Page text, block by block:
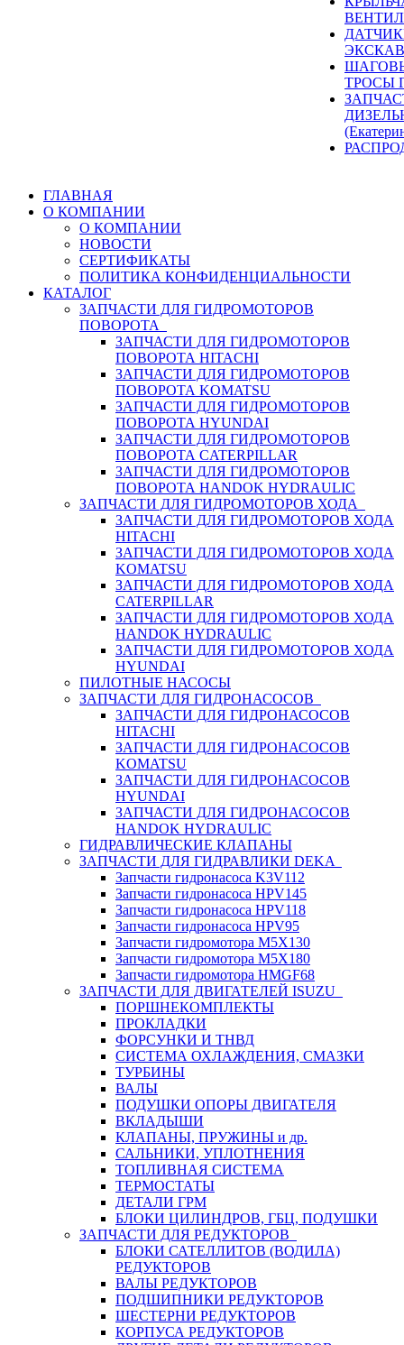
ТРОСЫ
ГЛАВНАЯ
О КОМПАНИИ
О КОМПАНИИ
НОВОСТИ
СЕРТИФИКАТЫ
ПОЛИТИКА КОНФИДЕНЦИАЛЬНОСТИ
КАТАЛОГ
ЗАПЧАСТИ ДЛЯ ГИДРОМОТОРОВ
ПОВОРОТА
ЗАПЧАСТИ ДЛЯ ГИДРОМОТОРОВ
ПОВОРОТА HITACHI
ЗАПЧАСТИ ДЛЯ ГИДРОМОТОРОВ
ПОВОРОТА KOMATSU
ЗАПЧАСТИ ДЛЯ ГИДРОМОТОРОВ
ПОВОРОТА HYUNDAI
ЗАПЧАСТИ ДЛЯ ГИДРОМОТОРОВ
ПОВОРОТА CATERPILLAR
ЗАПЧАСТИ ДЛЯ ГИДРОМОТОРОВ
ПОВОРОТА HANDOK HYDRAULIC
ЗАПЧАСТИ ДЛЯ ГИДРОМОТОРОВ ХОДА
ЗАПЧАСТИ ДЛЯ ГИДРОМОТОРОВ ХОДА
HITACHI
ЗАПЧАСТИ ДЛЯ ГИДРОМОТОРОВ ХОДА
KOMATSU
ЗАПЧАСТИ ДЛЯ ГИДРОМОТОРОВ ХОДА
CATERPILLAR
ЗАПЧАСТИ ДЛЯ ГИДРОМОТОРОВ ХОДА
HANDOK HYDRAULIC
ЗАПЧАСТИ ДЛЯ ГИДРОМОТОРОВ ХОДА
HYUNDAI
ПИЛОТНЫЕ НАСОСЫ
ЗАПЧАСТИ ДЛЯ ГИДРОНАСОСОВ
ЗАПЧАСТИ ДЛЯ ГИДРОНАСОСОВ
HITACHI
ЗАПЧАСТИ ДЛЯ ГИДРОНАСОСОВ
KOMATSU
ЗАПЧАСТИ ДЛЯ ГИДРОНАСОСОВ
HYUNDAI
ЗАПЧАСТИ ДЛЯ ГИДРОНАСОСОВ
HANDOK HYDRAULIC
ГИДРАВЛИЧЕСКИЕ КЛАПАНЫ
ЗАПЧАСТИ ДЛЯ ГИДРАВЛИКИ DEKA
Запчасти гидронасоса K3V112
Запчасти гидронасоса HPV145
Запчасти гидронасоса HPV118
Запчасти гидронасоса HPV95
Запчасти гидромотора M5X130
Запчасти гидромотора M5X180
Запчасти гидромотора HMGF68
ЗАПЧАСТИ ДЛЯ ДВИГАТЕЛЕЙ ISUZU
ПОРШНЕКОМПЛЕКТЫ
ПРОКЛАДКИ
ФОРСУНКИ И ТНВД
СИСТЕМА ОХЛАЖДЕНИЯ, СМАЗКИ
ТУРБИНЫ
ВАЛЫ
ПОДУШКИ ОПОРЫ ДВИГАТЕЛЯ
ВКЛАДЫШИ
КЛАПАНЫ, ПРУЖИНЫ и др.
САЛЬНИКИ, УПЛОТНЕНИЯ
ТОПЛИВНАЯ СИСТЕМА
ТЕРМОСТАТЫ
ДЕТАЛИ ГРМ
БЛОКИ ЦИЛИНДРОВ, ГБЦ, ПОДУШКИ
ЗАПЧАСТИ ДЛЯ РЕДУКТОРОВ
БЛОКИ САТЕЛЛИТОВ (ВОДИЛА)
РЕДУКТОРОВ
ВАЛЫ РЕДУКТОРОВ
ПОДШИПНИКИ РЕДУКТОРОВ
ШЕСТЕРНИ РЕДУКТОРОВ
КОРПУСА РЕДУКТОРОВ